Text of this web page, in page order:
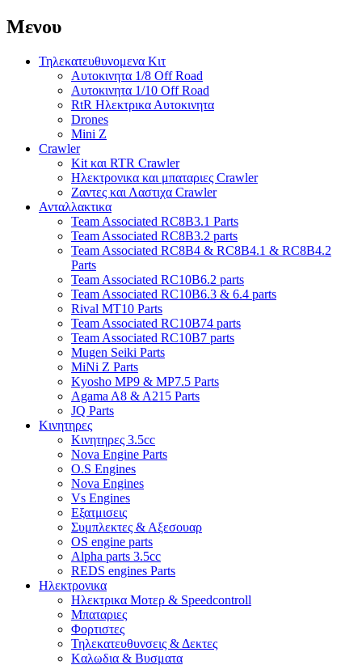
Μενου
Τηλεκατευθυνομενα Κιτ
Αυτοκινητα 1/8 Off Road
Αυτοκινητα 1/10 Off Road
RtR Ηλεκτρικα Αυτοκινητα
Drones
Mini Z
Crawler
Kit και RTR Crawler
Ηλεκτρονικα και μπαταριες Crawler
Ζαντες και Λαστιχα Crawler
Ανταλλακτικα
Team Associated RC8B3.1 Parts
Team Associated RC8B3.2 parts
Team Associated RC8B4 & RC8B4.1 & RC8B4.2
Parts
Team Associated RC10B6.2 parts
Team Associated RC10B6.3 & 6.4 parts
Rival MT10 Parts
Team Associated RC10B74 parts
Team Associated RC10B7 parts
Mugen Seiki Parts
MiNi Z Parts
Kyosho MP9 & MP7.5 Parts
Agama A8 & A215 Parts
JQ Parts
Κινητηρες
Κινητηρες 3.5cc
Nova Engine Parts
O.S Engines
Nova Engines
Vs Engines
Εξατμισεις
Συμπλεκτες & Αξεσουαρ
OS engine parts
Alpha parts 3.5cc
REDS engines Parts
Ηλεκτρονικα
Ηλεκτρικα Μοτερ & Speedcontroll
Μπαταριες
Φορτιστες
Τηλεκατευθυνσεις & Δεκτες
Kαλωδια & Βυσματα